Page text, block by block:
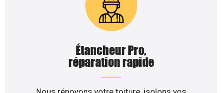
Étancheur Pro,
réparation rapide